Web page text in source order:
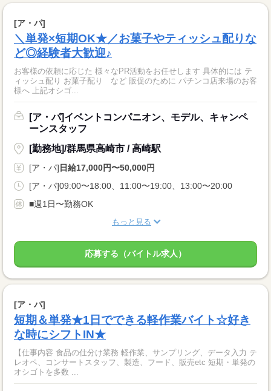
[ア・パ]
＼単発×短期OK★／お菓子やティッシュ配りな
ど◎経験者大歓迎♪
お客様の依頼に応じた 様々なPR活動をお任せします 具体的には テ
ィッシュ配り お菓子配り など 販促のために パチンコ店来場のお客
様へ 上記オシゴ...
[ア・パ]イベントコンパニオン、モデル、キャンペ
ーンスタッフ
[勤務地]/群馬県高崎市 / 高崎駅
[ア・パ] 日給17,000円〜50,000円
[ア・パ]09:00〜18:00、11:00〜19:00、13:00〜20:00
■週1日〜勤務OK
もっと見る
応募する（バイトル求人）
[ア・パ]
短期＆単発★1日でできる軽作業バイト☆好き
な時にシフトIN★
【仕事内容 食品の仕分け業務 軽作業、サンプリング、データ入力 テ
レオペ、コンサートスタッフ、製造、フード、販売etc 短期・単発の
オシゴトを多数 ...